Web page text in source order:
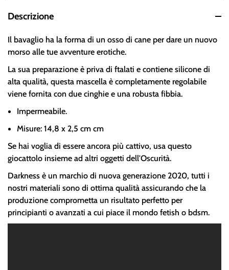
Descrizione
Il bavaglio ha la forma di un osso di cane per dare un nuovo
morso alle tue avventure erotiche.
La sua preparazione è priva di ftalati e contiene silicone di
alta qualità, questa mascella è completamente regolabile
viene fornita con due cinghie e una robusta fibbia.
Impermeabile.
Misure: 14,8 x 2,5 cm cm
Se hai voglia di essere ancora più cattivo, usa questo
giocattolo insieme ad altri oggetti dell'Oscurità.
Darkness è un marchio di nuova generazione 2020, tutti i
nostri materiali sono di ottima qualità assicurando che la
produzione comprometta un risultato perfetto per
principianti o avanzati a cui piace il mondo fetish o bdsm.